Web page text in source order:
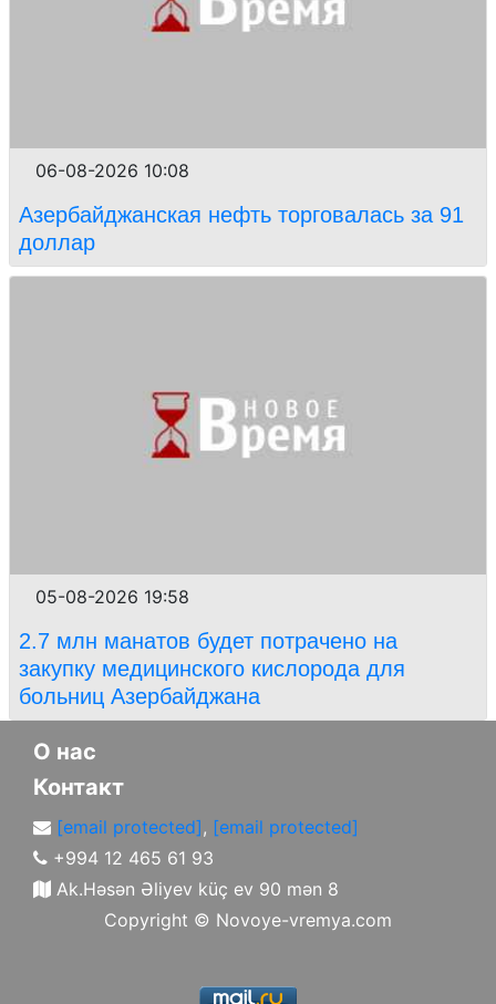
06-08-2026 10:08
Азербайджанская нефть торговалась за 91
доллар
05-08-2026 19:58
2.7 млн манатов будет потрачено на
закупку медицинского кислорода для
больниц Азербайджана
О нас
Контакт
[email protected], [email protected]
+994 12 465 61 93
Ak.Həsən Əliyev küç ev 90 mən 8
Copyright © Novoye-vremya.com